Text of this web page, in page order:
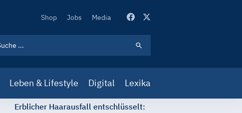
Secondary
Shop Jobs Media
Leben & Lifestyle Digital Lexika
Erblicher Haarausfall entschlüsselt: